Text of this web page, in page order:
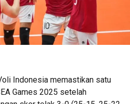
Indonesia memastikan satu
Games 2025 setelah